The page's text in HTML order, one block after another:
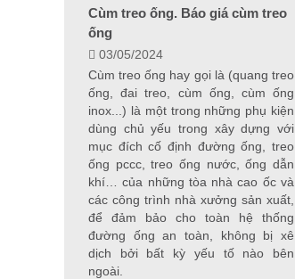
Cùm treo ống. Báo giá cùm treo
ống
03/05/2024
Cùm treo ống hay gọi là (quang treo
ống, đai treo, cùm ống, cùm ống
inox...) là một trong những phụ kiện
dùng chủ yếu trong xây dựng với
mục đích cố định đường ống, treo
ống pccc, treo ống nước, ống dẫn
khí… của những tòa nhà cao ốc và
các công trình nhà xưởng sản xuất,
để đảm bảo cho toàn hệ thống
đường ống an toàn, không bị xê
dịch bởi bất kỳ yếu tố nào bên
ngoài.